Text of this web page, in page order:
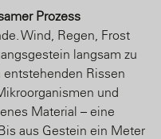
Prozess
Wind, Regen, Frost
langsam zu
Rissen
und
Material – eine
aus Gestein ein Meter